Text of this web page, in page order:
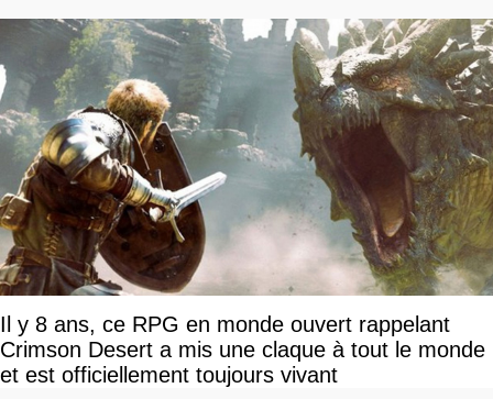
Il y 8 ans, ce RPG en monde ouvert rappelant
Crimson Desert a mis une claque à tout le monde
et est officiellement toujours vivant